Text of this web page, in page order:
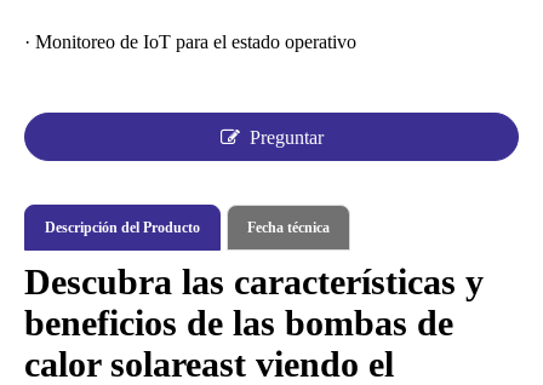
· Monitoreo de IoT para el estado operativo
Preguntar
Descripción del Producto Fecha técnica
Descubra las características y
beneficios de las bombas de
calor solareast viendo el